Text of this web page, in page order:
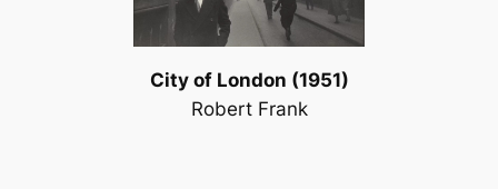
City of London (1951)
Robert Frank